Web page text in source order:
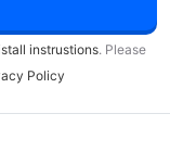
instrustions. Please
Policy